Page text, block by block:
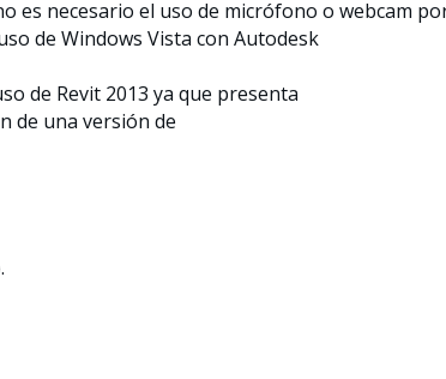
es necesario el uso de micrófono o webcam
de Windows Vista con Autodesk
de Revit 2013 ya que presenta
de una versión de